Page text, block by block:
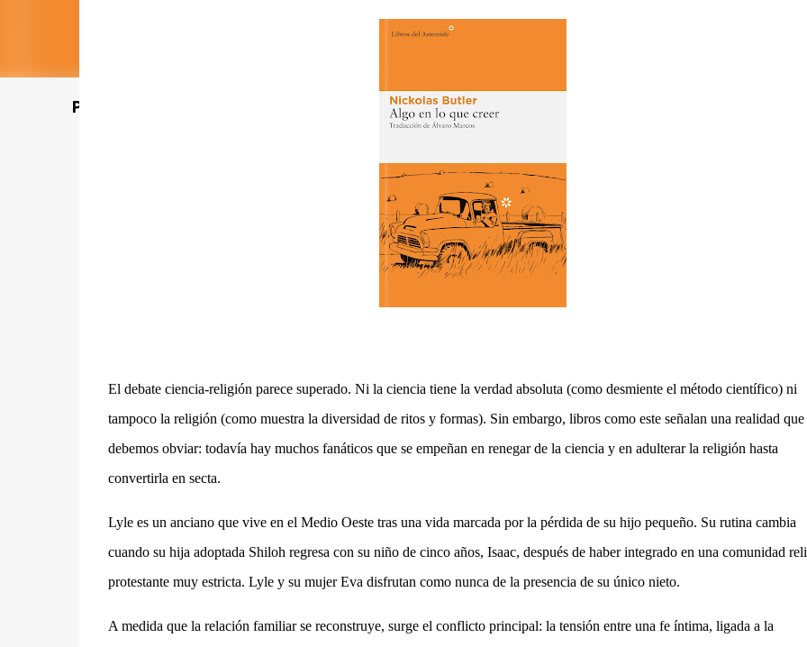
Poet's Abbey (Blog de lecturas)
El debate ciencia-religión parece superado. Ni la ciencia tiene la verdad absoluta (como desmiente el método científico) ni
tampoco la religión (como muestra la diversidad de ritos y formas). Sin embargo, libros como este señalan una realidad
debemos obviar: todavía hay muchos fanáticos que se empeñan en renegar de la ciencia y en adulterar la religión hasta
convertirla en secta.
Lyle es un anciano que vive en el Medio Oeste tras una vida marcada por la pérdida de su hijo pequeño. Su rutina cambia
cuando su hija adoptada Shiloh regresa con su niño de cinco años, Isaac, después de haber integrado en una comunidad
protestante muy estricta. Lyley su mujer Eva disfrutan como nunca de la presencia de su único nieto.
A medida que la relación familiar se reconstruye, surge el conflicto principal: la tensión entre una fe íntima, ligada a la